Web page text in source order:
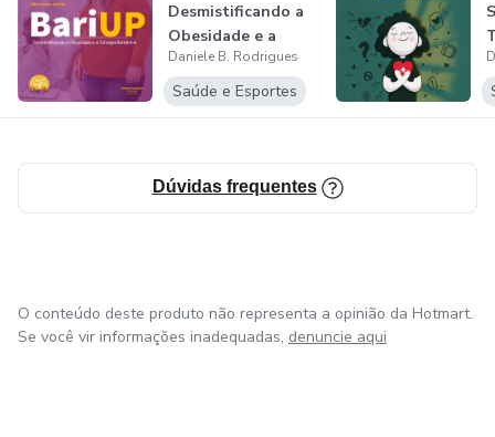
Desmistificando a
Obesidade e a
Cirurgia Bariátrica
Daniele B. Rodrigues
Saúde e Esportes
Dúvidas frequentes
O conteúdo deste produto não representa a opinião da Hotmart.
Se você vir informações inadequadas, denuncie aqui